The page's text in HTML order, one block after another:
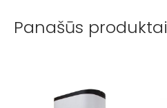
Panašūs produktai